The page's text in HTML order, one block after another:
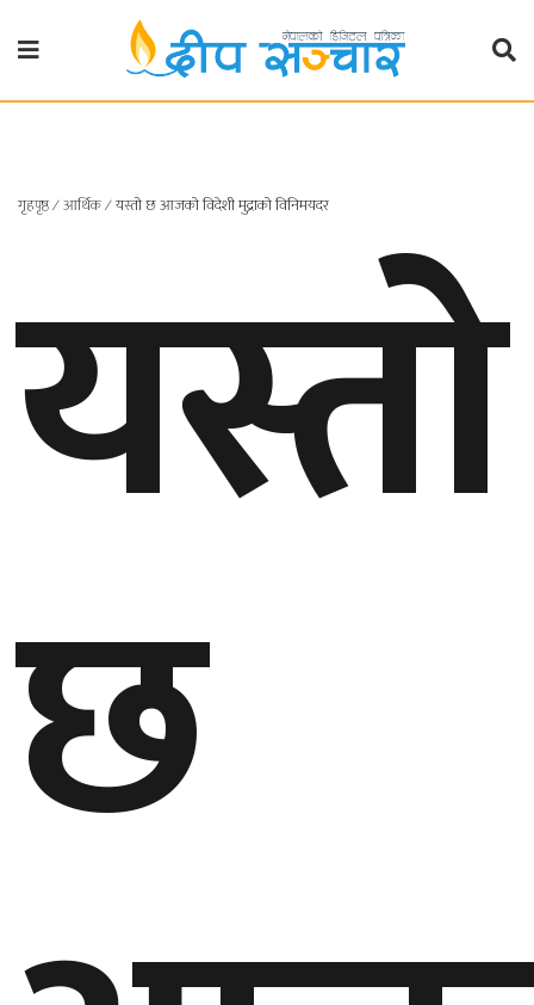
गृहपृष्ठ
प्रदेश
१
प्रदेश
२
प्रदेश
५
कर्णाली
प्रदेश
सुदूरपश्चिम
गृहपृष्ठ∕आर्थिक∕यस्तो छ आजको विदेशी मुद्राको विनिमयदर
यस्तो
छ